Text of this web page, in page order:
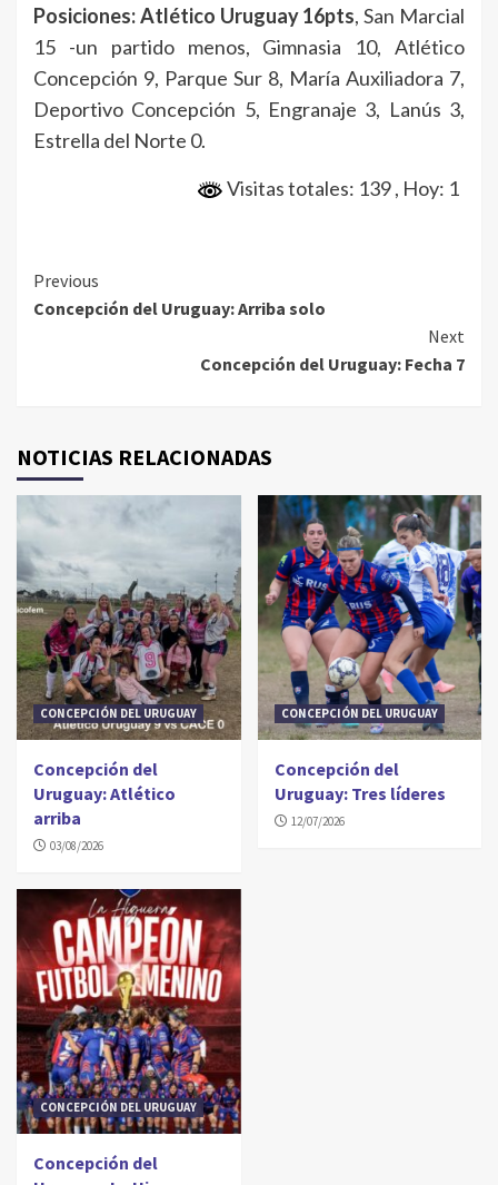
Posiciones: Atlético Uruguay 16pts, San Marcial
15 -un partido menos, Gimnasia 10, Atlético
Concepción 9, Parque Sur 8, María Auxiliadora 7,
Deportivo Concepción 5, Engranaje 3, Lanús 3,
Estrella del Norte 0.
Visitas totales: 139, Hoy: 1
Continue
Reading
Previous
Concepción del Uruguay: Arriba solo
Next
Concepción del Uruguay: Fecha 7
NOTICIAS RELACIONADAS
CONCEPCIÓN DEL URUGUAY
Concepción del
Uruguay: Atlético
arriba
03/08/2026
CONCEPCIÓN DEL URUGUAY
Concepción del
Uruguay: Tres líderes
12/07/2026
CONCEPCIÓN DEL URUGUAY
Concepción del